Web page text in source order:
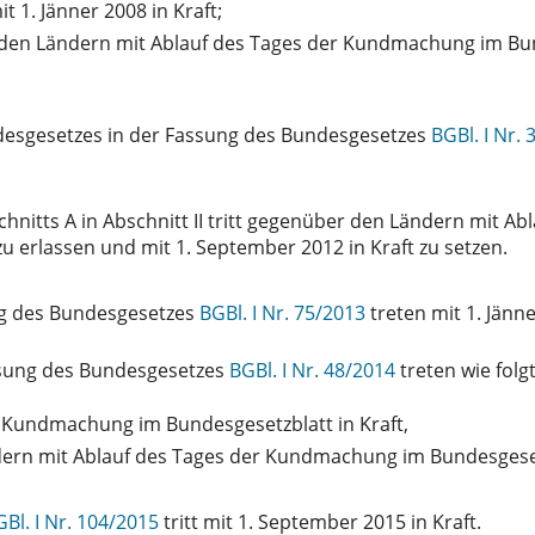
1. Jänner 2008 in Kraft;
Ländern mit Ablauf des Tages der Kundmachung im
in der Fassung des Bundesgesetzes BGBl. I Nr.
A in Abschnitt II tritt gegenüber den Ländern mit
erlassen und mit 1. September 2012 in Kraft zu setzen.
des Bundesgesetzes BGBl. I Nr. 75/2013treten mit 1.
des Bundesgesetzes BGBl. I Nr. 48/2014treten wie
im Bundesgesetzblatt in Kraft,
mit Ablauf des Tages der Kundmachung im
I Nr. 104/2015tritt mit 1. September 2015 in Kraft.